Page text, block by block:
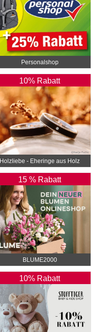
Personalshop
10% Rabatt
Holzliebe - Eheringe aus Holz
15 % Rabatt
BLUME2000
10% Rabatt